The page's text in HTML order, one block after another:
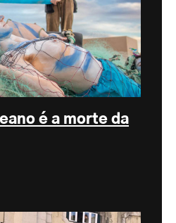
é a morte da